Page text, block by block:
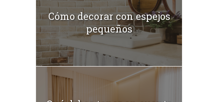
Cómo decorar con espejos
pequeños